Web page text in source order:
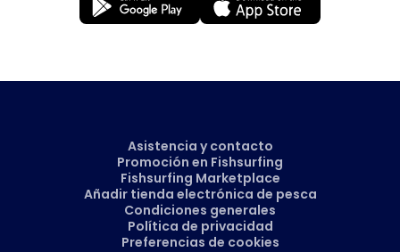
Asistencia y contacto
Promoción en Fishsurfing
Fishsurfing Marketplace
Añadir tienda electrónica de pesca
Condiciones generales
Política de privacidad
Preferencias de cookies